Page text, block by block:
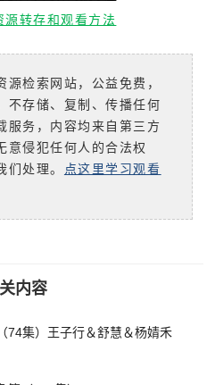
源转存和观看方法
检索网站，公益免费，
不存储、复制、传播任何
服务，内容均来自第三方
意侵犯任何人的合法权
们处理。 点这里学习观看
内容
74集）王子行＆舒慧＆杨婧禾